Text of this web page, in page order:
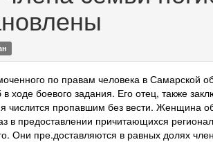
по правам человека в Самарской
ходе боевого задания. Его отец, также
числится пропавшим без вести. Женщина
в предоставлении причитающихся
Они пре.доставляются в равных долях